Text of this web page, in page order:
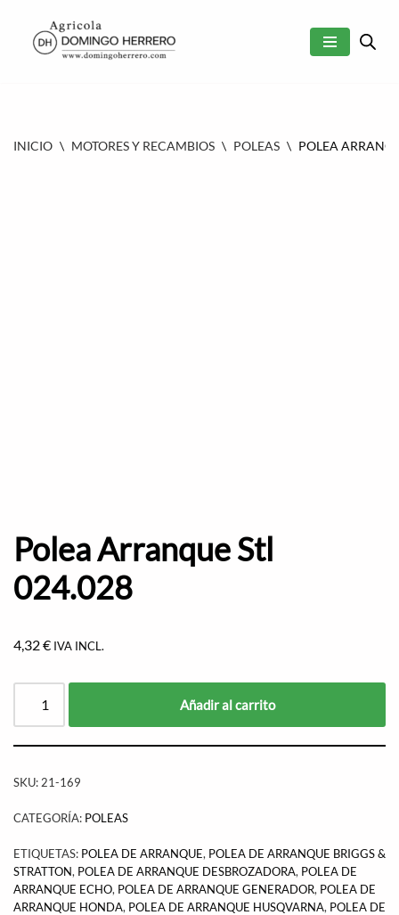
SALTAR
INICIO \ MOTORES Y RECAMBIOS \ POLEAS \ POLEA
Polea Arranque Stl
024.028
4,32€ IVA INCL.
Añadir al carrito
SKU: 21-169
CATEGORÍA: POLEAS
ETIQUETAS: POLEA DE ARRANQUE, POLEA DE ARRANQUE BRIGGS &
STRATTON, POLEA DE ARRANQUE DESBROZADORA, POLEA DE
ARRANQUE ECHO, POLEA DE ARRANQUE GENERADOR, POLEA DE
ARRANQUE HONDA, POLEA DE ARRANQUE HUSQVARNA, POLEA DE